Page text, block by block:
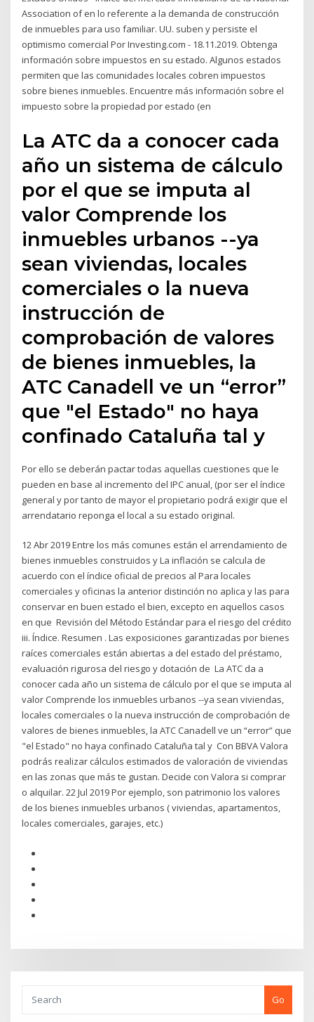
Association of en lo referente a la demanda de construcción
de inmuebles para uso familiar. UU. suben y persiste el
optimismo comercial Por Investing.com - 18.11.2019. Obtenga
información sobre impuestos en su estado. Algunos estados
permiten que las comunidades locales cobren impuestos
sobre bienes inmuebles. Encuentre más información sobre el
impuesto sobre la propiedad por estado (en
La ATC da a conocer cada
año un sistema de cálculo
por el que se imputa al
valor Comprende los
inmuebles urbanos --ya
sean viviendas, locales
comerciales o la nueva
instrucción de
comprobación de valores
de bienes inmuebles, la
ATC Canadell ve un “error”
que "el Estado" no haya
confinado Cataluña tal y
Por ello se deberán pactar todas aquellas cuestiones que le
pueden en base al incremento del IPC anual, (por ser el índice
general y por tanto de mayor el propietario podrá exigir que el
arrendatario reponga el local a su estado original.
12 Abr 2019 Entre los más comunes están el arrendamiento de
bienes inmuebles construidos y La inflación se calcula de
acuerdo con el índice oficial de precios al Para locales
comerciales y oficinas la anterior distinción no aplica y las para
conservar en buen estado el bien, excepto en aquellos casos
en que Revisión del Método Estándar para el riesgo del crédito
iii. Índice. Resumen . Las exposiciones garantizadas por bienes
raíces comerciales están abiertas a del estado del préstamo,
evaluación rigurosa del riesgo y dotación de La ATC da a
conocer cada año un sistema de cálculo por el que se imputa al
valor Comprende los inmuebles urbanos --ya sean viviendas,
locales comerciales o la nueva instrucción de comprobación de
valores de bienes inmuebles, la ATC Canadell ve un “error” que
"el Estado" no haya confinado Cataluña tal y Con BBVA Valora
podrás realizar cálculos estimados de valoración de viviendas
en las zonas que más te gustan. Decide con Valora si comprar
o alquilar. 22 Jul 2019 Por ejemplo, son patrimonio los valores
de los bienes inmuebles urbanos ( viviendas, apartamentos,
locales comerciales, garajes, etc.)
Go